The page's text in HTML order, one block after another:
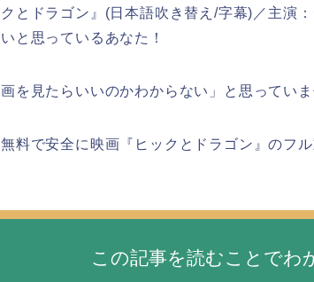
とドラゴン』(日本語吹き替え/字幕)／主演
と思っているあなた！
画を見たらいいのかわからない」と思っていま
料で安全に映画『ヒックとドラゴン』のフ
この記事を読むことでわ